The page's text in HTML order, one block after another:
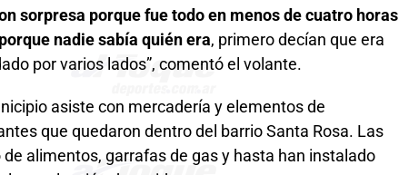
sorpresa porque fue todo en menos de cuatro horas
nadie sabía quién era, primero decían que era
por varios lados”, comentó el volante.
asiste con mercadería y elementos de
que quedaron dentro del barrio Santa Rosa. Las
alimentos, garrafas de gas y hasta han instalado